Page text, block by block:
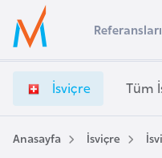
Ülke Seçimi
Başvuru yapmak istediğiniz ülkeyi
Üye
Girişi
s
i
ç
İsviçre Tüm
Anasayfa İsviçre
s
t
r
a